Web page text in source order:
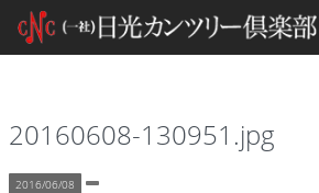
20160608-130951.jpg
2016/06/08